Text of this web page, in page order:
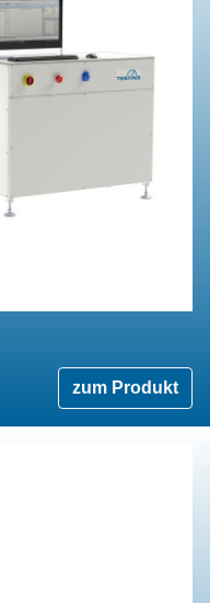
zum Produkt